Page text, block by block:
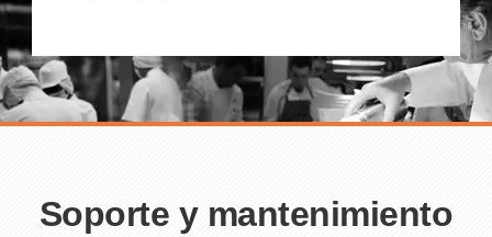
Soporte y mantenimiento